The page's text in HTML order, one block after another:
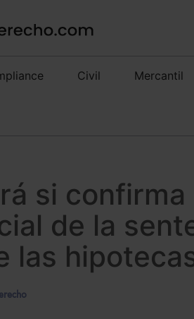
Civil Mercantil
si confirma
de la
las